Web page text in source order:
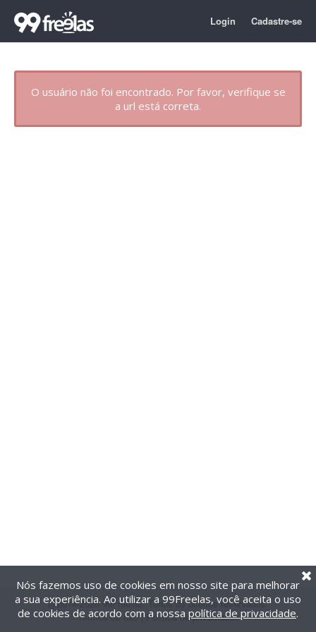
Login Cadastre-se
O usuário não foi encontrado. Por favor, verifique se
a url está correta.
@2014-2026 99Freelas. Todos os direitos reservados.
Termos de uso| Política de privacidade
Nós fazemos uso de cookies em nosso site para melhorar
a sua experiência. Ao utilizar a 99Freelas, você aceita o uso
de cookies de acordo com a nossa política de privacidade.